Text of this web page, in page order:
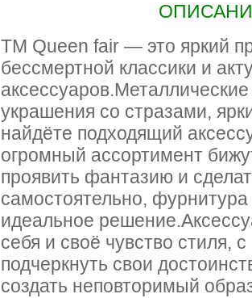
ТМ Queen fair — это яркий
бессмертной классики и
украшения со стразами,
найдёте подходящий
огромный ассортимент
проявить фантазию и
самостоятельно,
идеальное
себя и своё чувство стиля,
подчеркнуть свои
создать неповторимый